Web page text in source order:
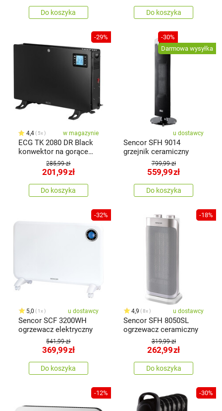
Do koszyka Do koszyka
-29%
4,4 5x w magazynie
ECG TK 2080 DR Black
konwektor na gorące
powietrze285,99 zł
201,99zł
Do koszyka
-30%
Darmowa wysyłka
u dostawcy
Sencor SFH 9014
grzejnik ceramiczny
799,99 zł
559,99zł
Do koszyka
-32%
5,0 1x u dostawcy
Sencor SCF 3200WH
ogrzewacz elektryczny
541,99 zł
369,99zł
Do koszyka
-18%
4,9 8x u dostawcy
Sencor SFH 8050SL
ogrzewacz ceramiczny
319,99 zł
262,99zł
Do koszyka
-12% -30%